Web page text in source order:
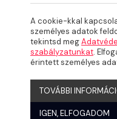
A cookie-kkal
személyes adatok
tekintsd meg
szabályzatunkat.
érintett személyes
TOVÁBBI
IGEN, ELFOGADOM